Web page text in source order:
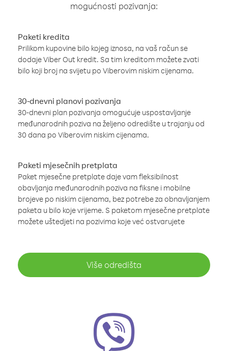
mogućnosti pozivanja:
Paketi kredita
Prilikom kupovine bilo kojeg iznosa, na vaš račun se
dodaje Viber Out kredit. Sa tim kreditom možete zvati
bilo koji broj na svijetu po Viberovim niskim cijenama.
30-dnevni planovi pozivanja
30-dnevni plan pozivanja omogućuje uspostavljanje
međunarodnih poziva na željeno odredište u trajanju od
30 dana po Viberovim niskim cijenama.
Paketi mjesečnih pretplata
Paket mjesečne pretplate daje vam fleksibilnost
obavljanja međunarodnih poziva na fiksne i mobilne
brojeve po niskim cijenama, bez potrebe za obnavljanjem
paketa u bilo koje vrijeme. S paketom mjesečne pretplate
možete uštedjeti na pozivima koje već ostvarujete
Više odredišta